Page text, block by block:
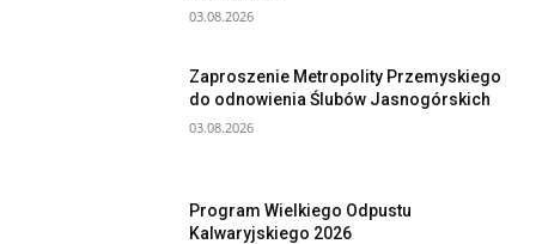
03.08.2026
Zaproszenie Metropolity Przemyskiego
do odnowienia Ślubów Jasnogórskich
03.08.2026
Program Wielkiego Odpustu
Kalwaryjskiego 2026